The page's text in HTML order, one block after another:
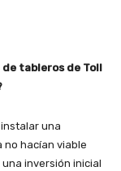
tableros de Toll
instalar una
no hacían viable
inversión inicial